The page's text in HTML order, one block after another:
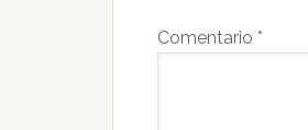
Comentario *